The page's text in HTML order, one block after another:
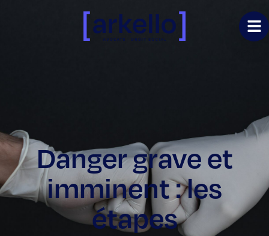
Danger grave et
imminent : les
étapes